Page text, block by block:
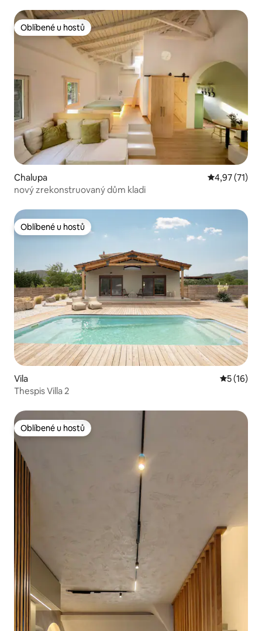
Oblíbené u hostů
Oblíbené u hostů
Chalupa Průměrné
4,97 (71)
nový zrekonstruovaný dům kladi
Oblíbené u hostů
Oblíbené u hostů
Vila Průměrné
5 (16)
Thespis Villa 2
Oblíbené u hostů
Oblíbené u hostů